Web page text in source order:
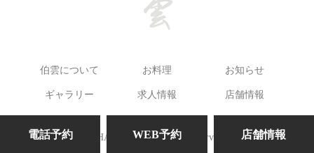
伯雲について お料理 お知らせ
ギャラリー 求人情報 店舗情報
©HAKUUN. All Rights Reserved.
電話予約 WEB予約 店舗情報